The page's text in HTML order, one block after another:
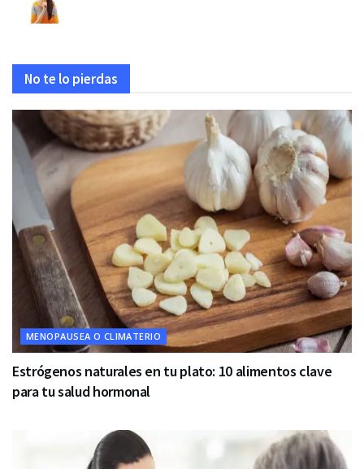
No te lo pierdas
MENOPAUSEA O CLIMATERIO
Estrógenos naturales en tu plato: 10 alimentos clave
para tu salud hormonal